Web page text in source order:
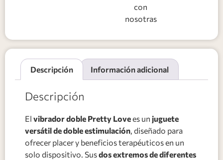
con
nosotras
Descripción Información adicional
Descripción
El vibrador doble Pretty Lovees un juguete
versátil de doble estimulación, diseñado para
ofrecer placer y beneficios terapéuticos en un
solo dispositivo. Susdos extremos de diferentes